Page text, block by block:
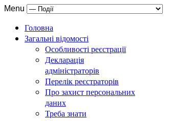
Menu
Головна
Загальні відомості
Особливості реєстрації
Декларація
адміністраторів
Перелік реєстраторів
Про захист персональних
даних
Треба знати